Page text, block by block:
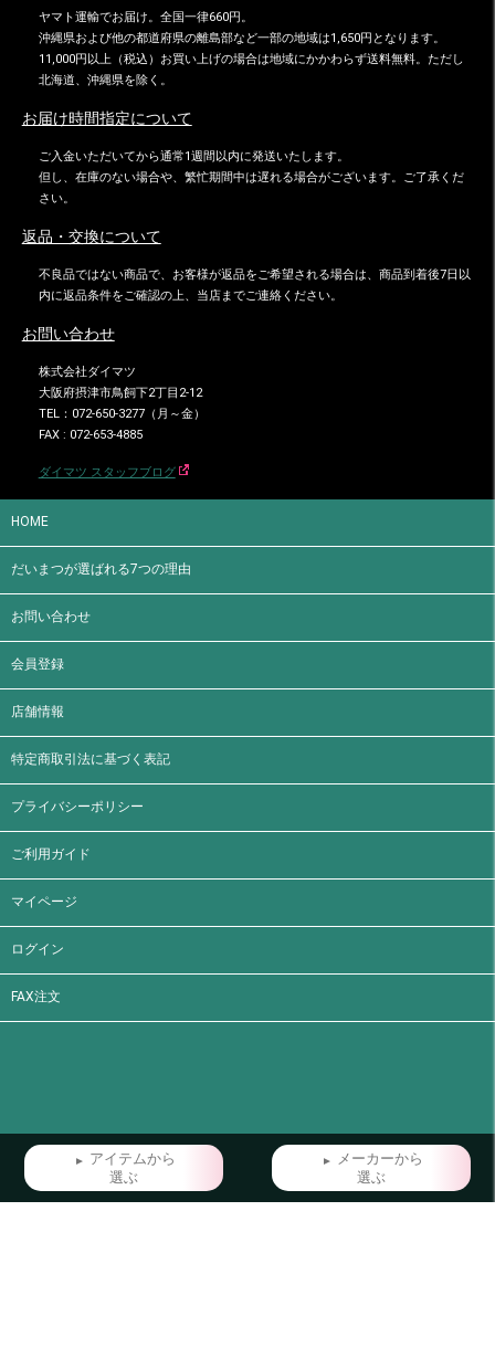
ヤマト運輸でお届け。全国一律660円。
沖縄県および他の都道府県の離島部など一部の地域は1,650円となります。
11,000円以上（税込）お買い上げの場合は地域にかかわらず送料無料。ただし
北海道、沖縄県を除く。
お届け時間指定について
ご入金いただいてから通常1週間以内に発送いたします。
但し、在庫のない場合や、繁忙期間中は遅れる場合がございます。ご了承くだ
さい。
返品・交換について
不良品ではない商品で、お客様が返品をご希望される場合は、商品到着後7日以
内に返品条件をご確認の上、当店までご連絡ください。
お問い合わせ
株式会社ダイマツ
大阪府摂津市鳥飼下2丁目2-12
TEL：072-650-3277（月～金）
FAX : 072-653-4885
ダイマツ スタッフブログ
HOME
だいまつが選ばれる7つの理由
お問い合わせ
会員登録
店舗情報
特定商取引法に基づく表記
プライバシーポリシー
ご利用ガイド
マイページ
ログイン
FAX注文
アイテムから
選ぶ
メーカーから
選ぶ